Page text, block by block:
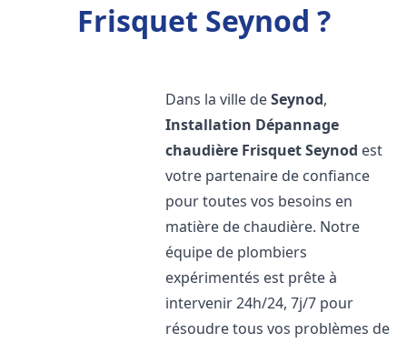
Frisquet Seynod ?
Dans la ville deSeynod,
Installation Dépannage
chaudière FrisquetSeynod est
votre partenaire de confiance
pour toutes vos besoins en
matière de chaudière. Notre
équipe de plombiers
expérimentés est prête à
intervenir 24h/24, 7j/7 pour
résoudre tous vos problèmes de